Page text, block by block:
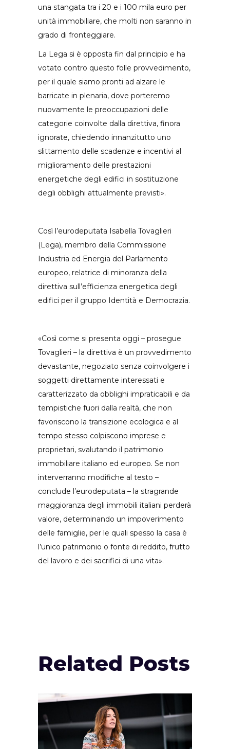
una stangata tra i 20 e i 100 mila euro per
unità immobiliare, che molti non saranno in
grado di fronteggiare.
La Lega si è opposta fin dal principio e ha
votato contro questo folle provvedimento,
per il quale siamo pronti ad alzare le
barricate in plenaria, dove porteremo
nuovamente le preoccupazioni delle
categorie coinvolte dalla direttiva, finora
ignorate, chiedendo innanzitutto uno
slittamento delle scadenze e incentivi al
miglioramento delle prestazioni
energetiche degli edifici in sostituzione
degli obblighi attualmente previsti».
Così l’eurodeputata Isabella Tovaglieri
(Lega), membro della Commissione
Industria ed Energia del Parlamento
europeo, relatrice di minoranza della
direttiva sull’efficienza energetica degli
edifici per il gruppo Identità e Democrazia.
«Così come si presenta oggi – prosegue
Tovaglieri – la direttiva è un provvedimento
devastante, negoziato senza coinvolgere i
soggetti direttamente interessati e
caratterizzato da obblighi impraticabili e da
tempistiche fuori dalla realtà, che non
favoriscono la transizione ecologica e al
tempo stesso colpiscono imprese e
proprietari, svalutando il patrimonio
immobiliare italiano ed europeo. Se non
interverranno modifiche al testo –
conclude l’eurodeputata – la stragrande
maggioranza degli immobili italiani perderà
valore, determinando un impoverimento
delle famiglie, per le quali spesso la casa è
l’unico patrimonio o fonte di reddito, frutto
del lavoro e dei sacrifici di una vita».
Related Posts